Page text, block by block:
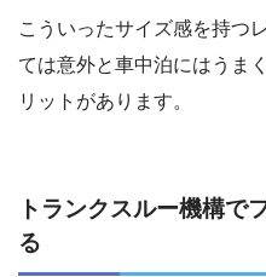
こういったサイズ感を持つ
ては意外と車中泊にはうま
リットがあります。
トランクスルー機構で
る